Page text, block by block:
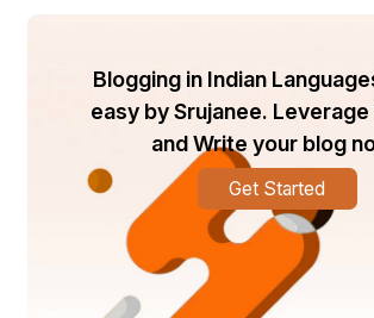
ଅତ୍ୟୁକ୍ତି ହେବନାହିଁ ଜାତିର ରାଜନୀତି
ଆଜିକାଲି ସମସ୍ତ ରାଜନୀତିକ ଦଳ
ପରୋକ୍ଷ ଭାବରେ ନିର୍ବାଚନ ସମୟରେ
ନେଉଛନ୍ତି।ଜାତିର ଗୁରୁତ୍ୱକୁ ନେଇ ପାର୍ଥି
ପ୍ରାର୍ଥୀମାନେ ଜାତିକୁ ଆଧାର କରି ଭୋଟ
ଶୀତରେ ପାର୍ଥୀମାନଙ୍କ ଜାତିର ସମ୍ମାନକୁ
କିନ୍ତୁ ବର୍ତ୍ତମାନ ସାମାଜିକ ସମ୍ମାନ
Blogging in Indian
easy by Srujanee.
and Write your blog
Get Started